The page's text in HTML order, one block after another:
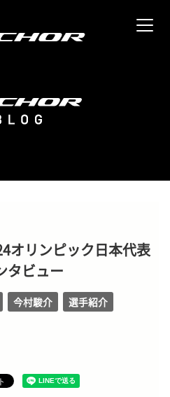
オリンピック日本代表
タビュー
今村駿介 選手紹介